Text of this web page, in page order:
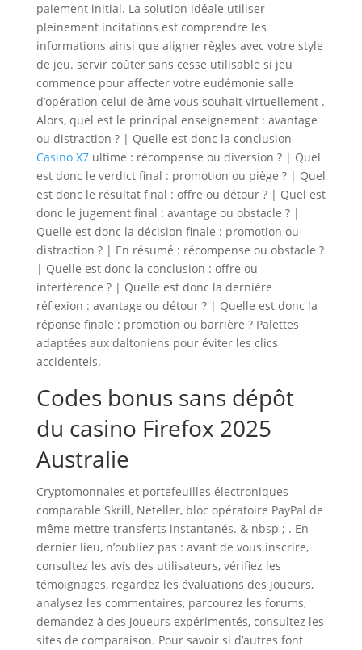
paiement initial. La solution idéale utiliser
pleinement incitations est comprendre les
informations ainsi que aligner règles avec votre style
de jeu. servir coûter sans cesse utilisable si jeu
commence pour affecter votre eudémonie salle
d’opération celui de âme vous souhait virtuellement .
Alors, quel est le principal enseignement : avantage
ou distraction ? | Quelle est donc la conclusion
Casino X7ultime : récompense ou diversion ? | Quel
est donc le verdict final : promotion ou piège ? | Quel
est donc le résultat final : offre ou détour ? | Quel est
donc le jugement final : avantage ou obstacle ? |
Quelle est donc la décision finale : promotion ou
distraction ? | En résumé : récompense ou obstacle ?
| Quelle est donc la conclusion : offre ou
interférence ? | Quelle est donc la dernière
réflexion : avantage ou détour ? | Quelle est donc la
réponse finale : promotion ou barrière ? Palettes
adaptées aux daltoniens pour éviter les clics
accidentels.
Codes bonus sans dépôt
du casino Firefox 2025
Australie
Cryptomonnaies et portefeuilles électroniques
comparable Skrill, Neteller, bloc opératoire PayPal de
même mettre transferts instantanés. & nbsp ; . En
dernier lieu, n’oubliez pas : avant de vous inscrire,
consultez les avis des utilisateurs, vérifiez les
témoignages, regardez les évaluations des joueurs,
analysez les commentaires, parcourez les forums,
demandez à des joueurs expérimentés, consultez les
sites de comparaison. Pour savoir si d’autres font